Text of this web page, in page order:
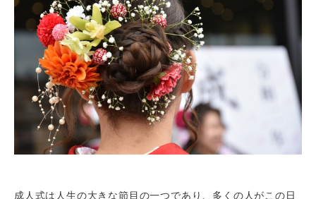
ピックアップ店舗
Blog
スタッフブログ
Gallery
お客様ギャラリー
Kimono Yuubi
成人式は人生の大きな節目の一つであり、多くの人がこの日